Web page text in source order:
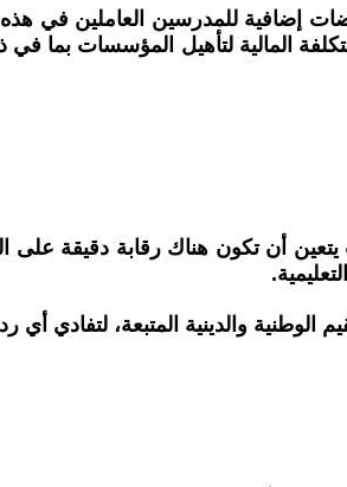
المالية لتأهيل المؤسسات
يتعين أن تكون هناك رقابة دقيقة
والدينية المتبعة، لتفادي أي